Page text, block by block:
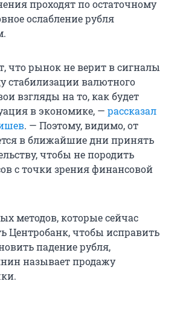
проходят по остаточному
ослабление рубля
что рынок не верит в сигналы
стабилизации валютного
взгляды на то, как будет
в экономике, — рассказал
. — Поэтому, видимо, от
в ближайшие дни принять
чтобы не породить
с точки зрения финансовой
методов, которые сейчас
Центробанк, чтобы исправить
падение рубля,
называет продажу